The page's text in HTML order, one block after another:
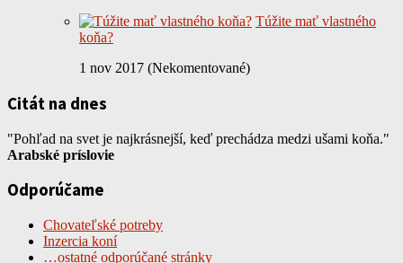
Túžite mať vlastného
koňa?
1 nov 2017 (Nekomentované)
Citát na dnes
"Pohľad na svet je najkrásnejší, keď prechádza medzi ušami koňa."
Arabské príslovie
Odporúčame
Chovateľské potreby
Inzercia koní
…ostatné odporúčané stránky